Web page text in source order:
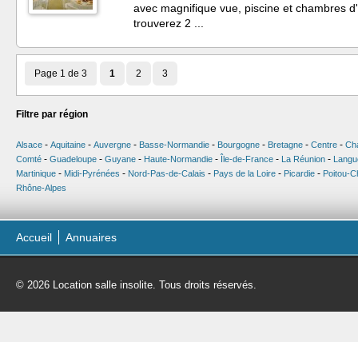
avec magnifique vue, piscine et chambres
trouverez 2 ...
Page 1 de 3 1 2 3
Filtre par région
Alsace - Aquitaine - Auvergne - Basse-Normandie - Bourgogne - Bretagne - Centre -
Comté - Guadeloupe - Guyane - Haute-Normandie - Île-de-France - La Réunion -
Martinique - Midi-Pyrénées - Nord-Pas-de-Calais - Pays de la Loire - Picardie - Poitou-
Rhône-Alpes
Accueil Annuaires
© 2026 Location salle insolite. Tous droits réservés.